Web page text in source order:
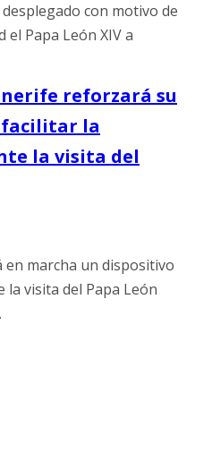
con motivo de
el Papa León XIV a
reforzará su
facilitar la
la visita del
marcha un dispositivo
la visita del Papa León